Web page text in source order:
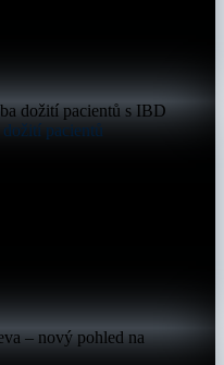
pacientů